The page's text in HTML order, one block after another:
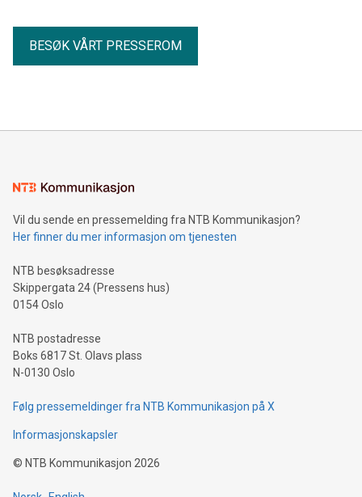
BESØK VÅRT PRESSEROM
Vil du sende en pressemelding fra NTB Kommunikasjon?
Her finner du mer informasjon om tjenesten
NTB besøksadresse
Skippergata 24 (Pressens hus)
0154 Oslo
NTB postadresse
Boks 6817 St. Olavs plass
N-0130 Oslo
Følg pressemeldinger fra NTB Kommunikasjon på X
Informasjonskapsler
© NTB Kommunikasjon 2026